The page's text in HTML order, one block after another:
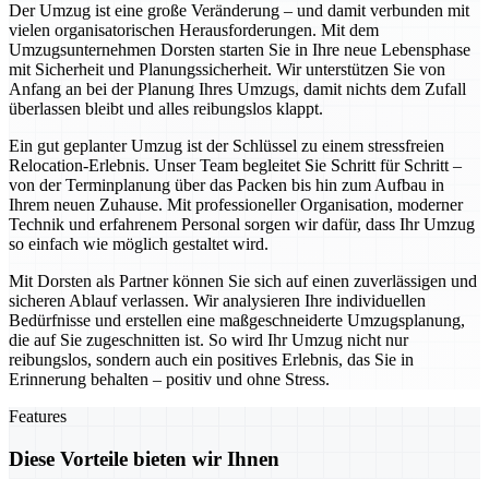
Der Umzug ist eine große Veränderung – und damit verbunden mit
vielen organisatorischen Herausforderungen. Mit dem
Umzugsunternehmen Dorsten starten Sie in Ihre neue Lebensphase
mit Sicherheit und Planungssicherheit. Wir unterstützen Sie von
Anfang an bei der Planung Ihres Umzugs, damit nichts dem Zufall
überlassen bleibt und alles reibungslos klappt.
Ein gut geplanter Umzug ist der Schlüssel zu einem stressfreien
Relocation-Erlebnis. Unser Team begleitet Sie Schritt für Schritt –
von der Terminplanung über das Packen bis hin zum Aufbau in
Ihrem neuen Zuhause. Mit professioneller Organisation, moderner
Technik und erfahrenem Personal sorgen wir dafür, dass Ihr Umzug
so einfach wie möglich gestaltet wird.
Mit Dorsten als Partner können Sie sich auf einen zuverlässigen und
sicheren Ablauf verlassen. Wir analysieren Ihre individuellen
Bedürfnisse und erstellen eine maßgeschneiderte Umzugsplanung,
die auf Sie zugeschnitten ist. So wird Ihr Umzug nicht nur
reibungslos, sondern auch ein positives Erlebnis, das Sie in
Erinnerung behalten – positiv und ohne Stress.
Features
Diese Vorteile bieten wir Ihnen